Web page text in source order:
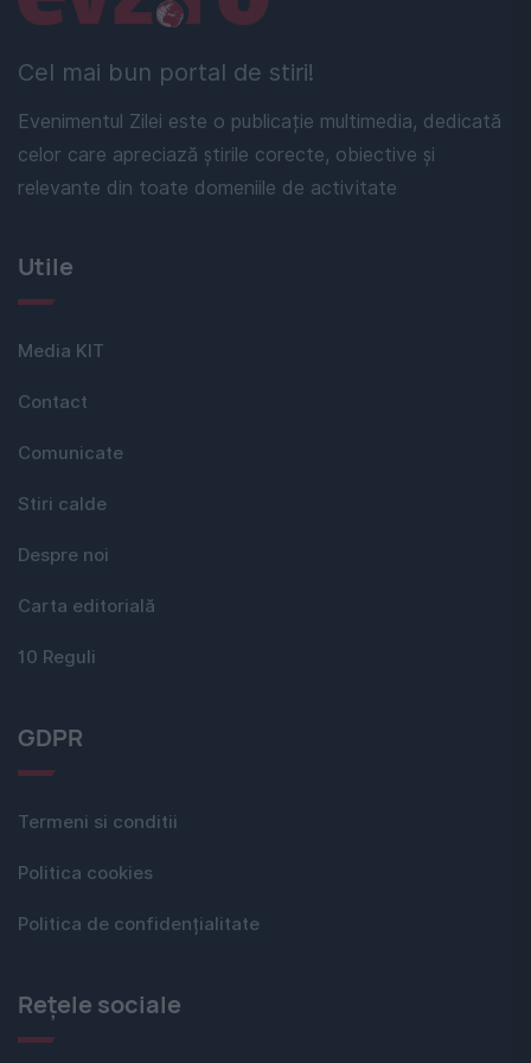
Cel mai bun portal de stiri!
Evenimentul Zilei este o publicație multimedia, dedicată
celor care apreciază știrile corecte, obiective și
relevante din toate domeniile de activitate
Utile
Media KIT
Contact
Comunicate
Stiri calde
Despre noi
Carta editorială
10 Reguli
GDPR
Termeni si conditii
Politica cookies
Politica de confidențialitate
Rețele sociale